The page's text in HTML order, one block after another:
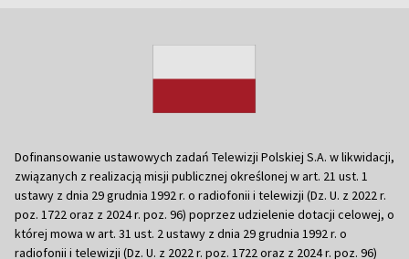
Dofinansowanie ustawowych zadań Telewizji Polskiej S.A. w likwidacji,
związanych z realizacją misji publicznej określonej w art. 21 ust. 1
ustawy z dnia 29 grudnia 1992 r. o radiofonii i telewizji (Dz. U. z 2022 r.
poz. 1722 oraz z 2024 r. poz. 96) poprzez udzielenie dotacji celowej, o
której mowa w art. 31 ust. 2 ustawy z dnia 29 grudnia 1992 r. o
radiofonii i telewizji (Dz. U. z 2022 r. poz. 1722 oraz z 2024 r. poz. 96)